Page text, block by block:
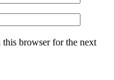
this browser for the next